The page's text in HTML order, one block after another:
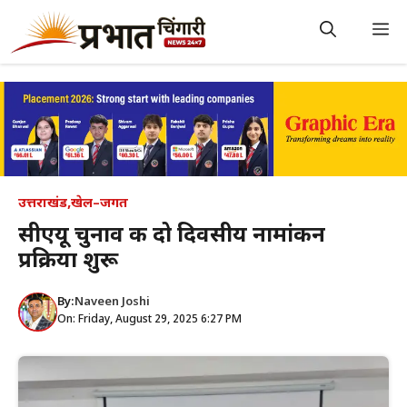
content
उत्तराखंड,खेल–जगत
सीएयू चुनाव की दो दिवसीय नामांकन
प्रक्रिया शुरू
By:Naveen Joshi
On: Friday, August 29, 2025 6:27 PM